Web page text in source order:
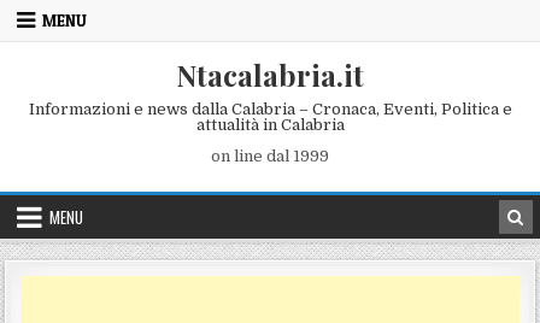
Skip to content
MENU
Ntacalabria.it
Informazioni e news dalla Calabria – Cronaca, Eventi, Politica e
attualità in Calabria
on line dal 1999
MENU